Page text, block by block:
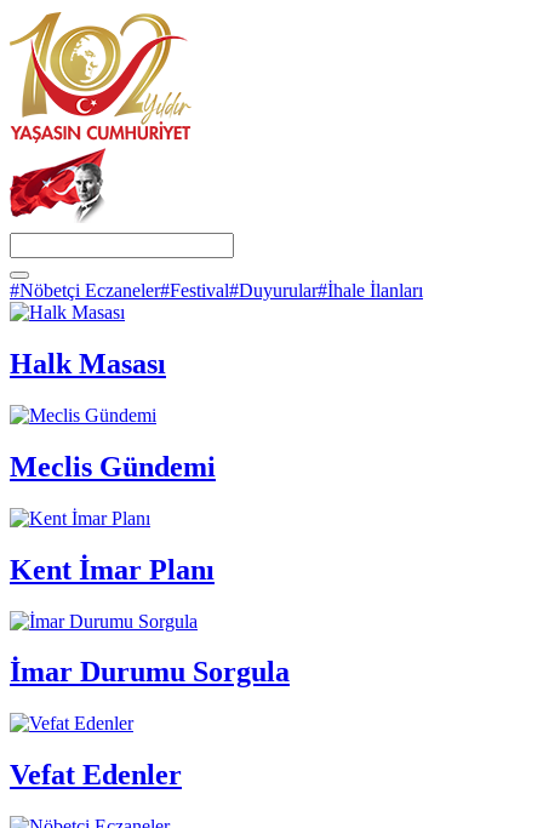
#Nöbetçi Eczaneler#Festival#Duyurular#İhale İlanları
Halk Masası
Meclis Gündemi
Kent İmar Planı
İmar Durumu Sorgula
Vefat Edenler